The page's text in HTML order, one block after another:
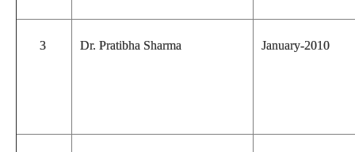
3 Dr. Pratibha Sharma January-2010